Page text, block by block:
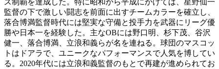
ズ制覇を達成した。特に昭和から平成にかけては、星野仙一
監督の下で激しい闘志を前面に出すチームカラーを確立し、
落合博満監督時代には堅実な守備と投手力を武器にリーグ優
勝や日本一を経験した。主なOBには野口明、杉下茂、谷沢
健一、落合博満、立浪和義らが名を連ねる。球団のマスコッ
トはドアラで、ユニークなパフォーマンスで人気を博してい
る。2020年代には立浪和義監督のもとで再建が進められてお